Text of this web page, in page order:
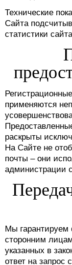
Технические
Сайта
статистики
применяются
раскрыты
На Сайте не
почты – они
администрации
Мы гарантируем
сторонним
указанных в
ответ на запрос